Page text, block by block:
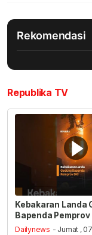
Rekomendasi
Republika TV
Kebakaran Landa
Bapenda Pemprov
Dailynews - Jumat ,